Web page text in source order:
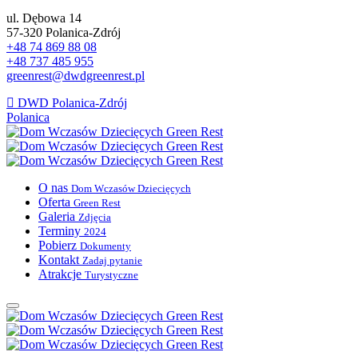
ul. Dębowa 14
57-320 Polanica-Zdrój
+48 74 869 88 08
+48 737 485 955
greenrest@dwdgreenrest.pl
DWD Polanica-Zdrój
Polanica
O nas Dom Wczasów Dziecięcych
Oferta Green Rest
Galeria Zdjęcia
Terminy 2024
Pobierz Dokumenty
Kontakt Zadaj pytanie
Atrakcje Turystyczne